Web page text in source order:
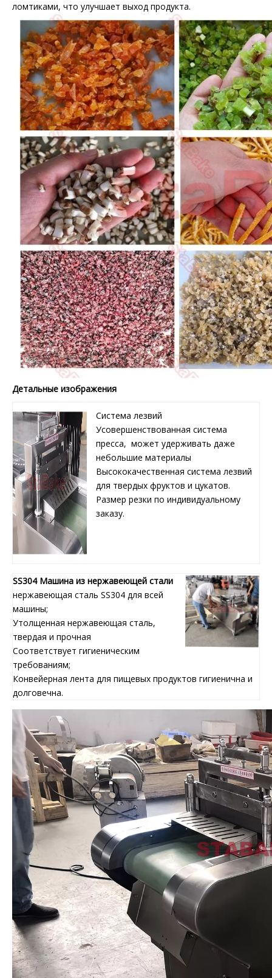
ломтиками, что улучшает выход продукта.
Детальные изображения
Система лезвий
Усовершенствованная система
пресса, может удерживать даже
небольшие материалы
Высококачественная система лезвий
для твердых фруктов и цукатов.
Размер резки по индивидуальному
заказу.
SS304 Машина из нержавеющей стали
нержавеющая сталь SS304 для всей
машины;
Утолщенная нержавеющая сталь,
твердая и прочная
Соответствует гигиеническим
требованиям;
Конвейерная лента для пищевых продуктов гигиенична и
долговечна.